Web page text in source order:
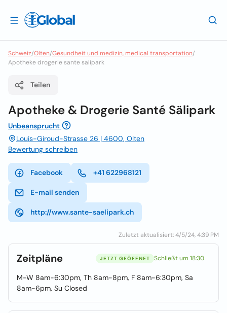
Schweiz/Olten/Gesundheit und medizin, medical transportation/
Apotheke drogerie sante salipark
Teilen
Apotheke & Drogerie Santé Sälipark
Unbeansprucht
Louis-Giroud-Strasse 26 | 4600, Olten
Bewertung schreiben
Facebook +41 622968121
E-mail senden
http://www.sante-saelipark.ch
Zuletzt aktualisiert: 4/5/24, 4:39 PM
Zeitpläne JETZT GEÖFFNET Schließt um 18:30
M-W 8am-6:30pm, Th 8am-8pm, F 8am-6:30pm, Sa
8am-6pm, Su Closed